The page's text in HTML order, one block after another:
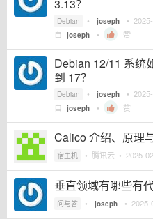
3.13？
Debian • joseph •
自 joseph • 赞
Debian 12/11 系统
到 17？
Debian • joseph •
自 joseph • 赞
Calico 介绍、原理
宿主机 • 腾讯云 • 2025-
垂直领域有哪些有
问与答 • joseph •